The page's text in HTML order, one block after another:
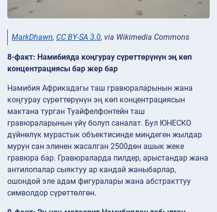
MarkDhawn, CC BY-SA 3.0, via Wikimedia Commons
8-факт: Намибияда коңгурау сүрөттөрүнүн эң көп
концентрациясы бар жер бар
Намибия Африкадагы таш гравюраларынын жана
коңгурау сүрөттөрүнүн эң көп концентрациясын
мактана турган Туайфелфонтейн таш
гравюраларынын үйү болуп саналат. Бул ЮНЕСКО
дүйнөлүк мурастык объектисинде миңдеген жылдар
мурун сан элинен жасалган 2500дөн ашык жеке
гравюра бар. Гравюраларда пилдер, арыстандар жана
антилопалар сыяктуу ар кандай жаныбарлар,
ошондой эле адам фигуралары жана абстракттуу
символдор сүрөттөлгөн.